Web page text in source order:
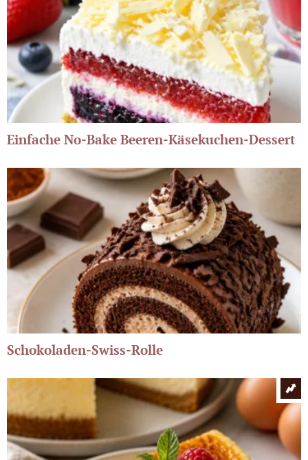
Einfache No-Bake Beeren-Käsekuchen-Dessert
Schokoladen-Swiss-Rolle